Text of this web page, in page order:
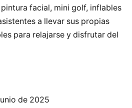
facial, mini golf, inflables
a llevar sus propias
para relajarse y disfrutar del
de 2025